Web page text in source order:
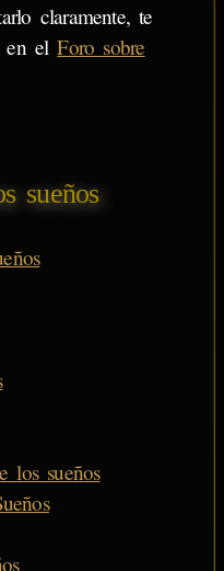
claramente, te
en elForo sobre
sueños
los sueños